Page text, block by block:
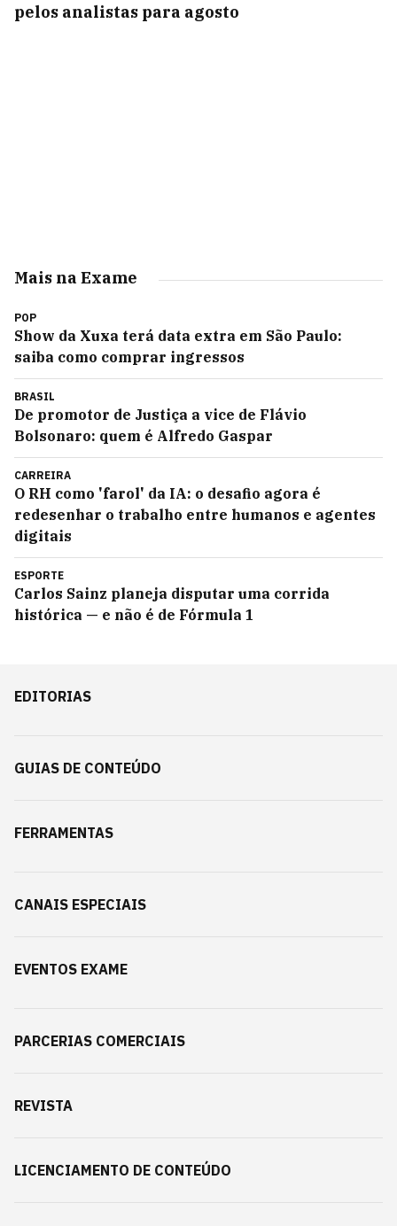
pelos analistas para agosto
Mais na Exame
POP
Show da Xuxa terá data extra em São Paulo:
saiba como comprar ingressos
BRASIL
De promotor de Justiça a vice de Flávio
Bolsonaro: quem é Alfredo Gaspar
CARREIRA
O RH como 'farol' da IA: o desafio agora é
redesenhar o trabalho entre humanos e agentes
digitais
ESPORTE
Carlos Sainz planeja disputar uma corrida
histórica — e não é de Fórmula 1
EDITORIAS
GUIAS DE CONTEÚDO
FERRAMENTAS
CANAIS ESPECIAIS
EVENTOS EXAME
PARCERIAS COMERCIAIS
REVISTA
LICENCIAMENTO DE CONTEÚDO